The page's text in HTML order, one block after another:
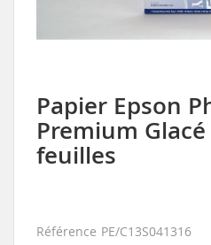
Papier Epson
Premium Glacé
feuilles
Référence PE/C13S041316
Skip
to
the
beginning
gallery